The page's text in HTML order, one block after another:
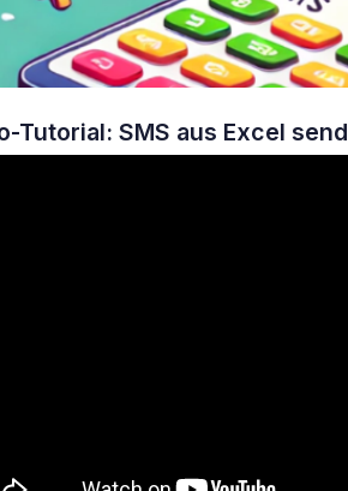
Tutorial: SMS aus Excel